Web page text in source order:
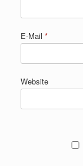
E-Mail *
Website